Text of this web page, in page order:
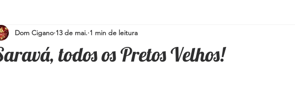
proteção e limpeza Simpatias para a família
todos os Pretos Velhos!
Dom Cigano 13 de mai. 1 min de leitura